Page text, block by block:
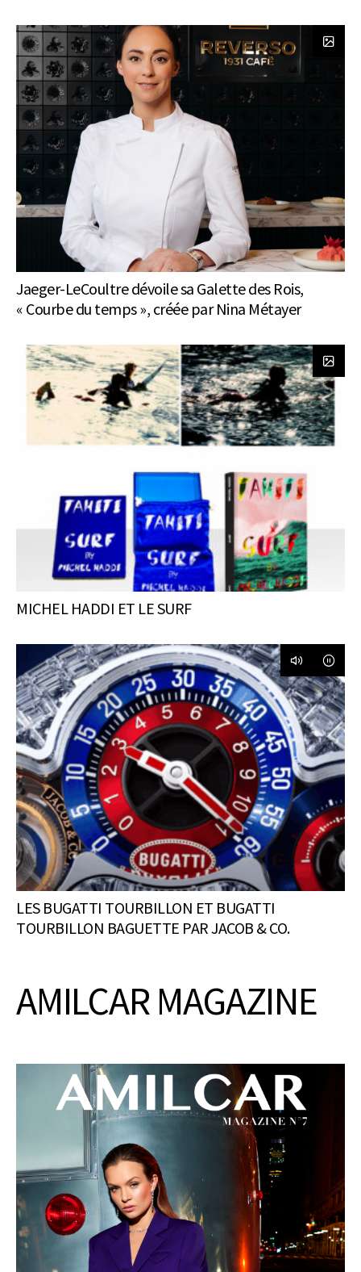
Jaeger-LeCoultre dévoile sa Galette des Rois,
« Courbe du temps », créée par Nina Métayer
MICHEL HADDI ET LE SURF
LES BUGATTI TOURBILLON ET BUGATTI
TOURBILLON BAGUETTE PAR JACOB & CO.
AMILCAR MAGAZINE